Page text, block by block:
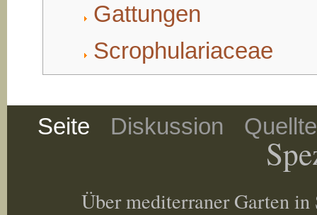
Gattungen
Scrophulariaceae
Seite Diskussion
Über mediterraner Garten in